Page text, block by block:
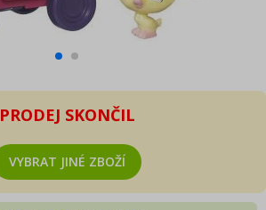
PRODEJ SKONČIL
VYBRAT JINÉ ZBOŽÍ